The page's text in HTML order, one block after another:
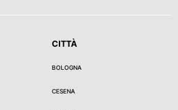
CITTÀ
BOLOGNA
CESENA